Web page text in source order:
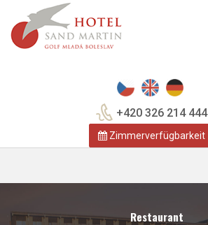
+420 326 214 444
Zimmerverfügbarkeit
Restaurant